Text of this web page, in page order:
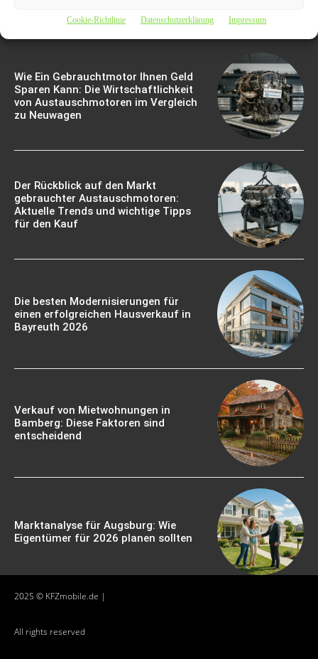
Cookie-Richtlinie Datenschutzerklärung Impressum
Wie Ein Gebrauchtmotor Ihnen Geld
Sparen Kann: Die Wirtschaftlichkeit
von Austauschmotoren im Vergleich
zu Neuwagen
Der Rückblick auf den Markt
gebrauchter Austauschmotoren:
Aktuelle Trends und wichtige Tipps
für den Kauf
Die besten Modernisierungen für
einen erfolgreichen Hausverkauf in
Bayreuth 2026
Verkauf von Mietwohnungen in
Bamberg: Diese Faktoren sind
entscheidend
Marktanalyse für Augsburg: Wie
Eigentümer für 2026 planen sollten
2025 © KFZmobile.de |
All rights reserved